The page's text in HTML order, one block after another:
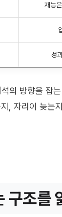
재능
성
의 방향을 잡
, 자리이 늦는
구조를